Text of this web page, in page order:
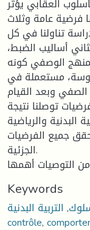
العقابي يؤثر
عامة وثلاث
تناولنا في كل
أساليب الضبط،
الوصفي كونه
مستعملة في
وبعد القيام
توصلنا نتيجة
البدنية والرياضية
جميع الفرضيات
الجزئية.
Keywords
, التربية البدنية
contrôle,